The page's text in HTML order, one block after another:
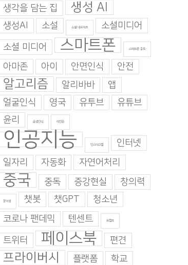
생각을 담는 집
생성 AI
생성AI 소설 소셜 네트워크 소셜미디어
소셜 미디어 스마트폰 스마트폰 중독
아마존 아이 안면인식 안전
알고리즘 알리바바
앱
얼굴인식
영국 유투브
유튜브
윤리
음성인식 이인준
인공지능 인스타그램
인터넷
일자리
자동화 자연어처리
중국 중독 증강현실 창의력
창의성 챗봇 챗GPT
청소년
코로나 팬데믹
텐센트 트럼프
트위터 페이스북 편견
프라이버시 플랫폼
학교